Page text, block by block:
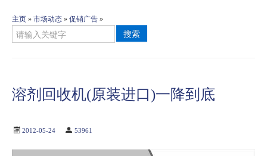
主页 » 市场动态 » 促销广告 »
搜索
溶剂回收机(原装进口)一降到底
2012-05-24 53961